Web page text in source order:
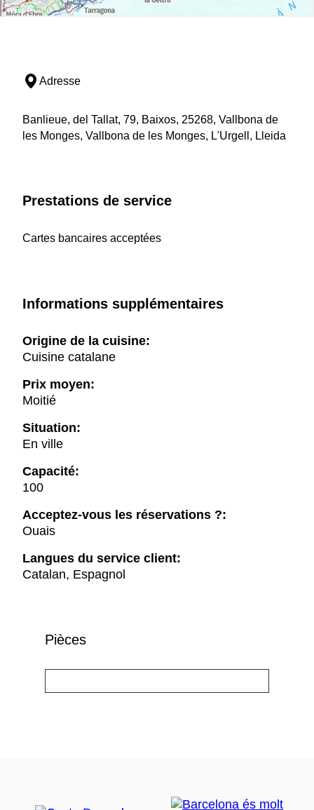
Adresse
Banlieue, del Tallat, 79, Baixos, 25268, Vallbona de
les Monges, Vallbona de les Monges, L'Urgell, Lleida
Prestations de service
Cartes bancaires acceptées
Informations supplémentaires
Origine de la cuisine:
Cuisine catalane
Prix moyen:
Moitié
Situation:
En ville
Capacité:
100
Acceptez-vous les réservations ?:
Ouais
Langues du service client:
Catalan, Espagnol
Pièces